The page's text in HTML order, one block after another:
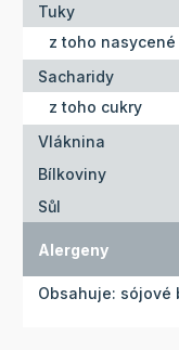
Tuky
z toho
Sacharidy
z toho cukry
Vláknina
Bílkoviny
Sůl
Alergeny
Obsahuje: sójové